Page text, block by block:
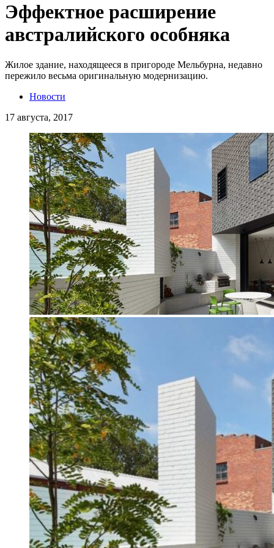
Эффектное расширение
австралийского особняка
Жилое здание, находящееся в пригороде Мельбурна, недавно
пережило весьма оригинальную модернизацию.
Новости
17 августа, 2017